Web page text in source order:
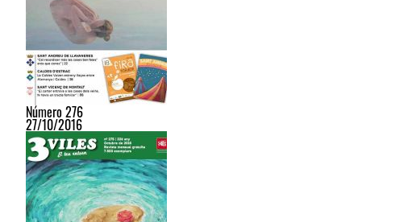
Número 276
27/10/2016